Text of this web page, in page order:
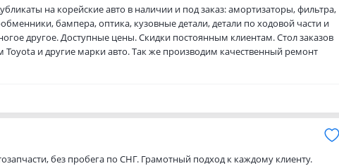
на корейские авто в наличии и под заказ: амортизаторы, фильтра,
бампера, оптика, кузовные детали, детали по ходовой части и
другое. Доступные цены. Скидки постоянным клиентам. Стол заказов
Toyota и другие марки авто. Так же производим качественный ремонт
без пробега по СНГ. Грамотный подход к каждому клиенту.